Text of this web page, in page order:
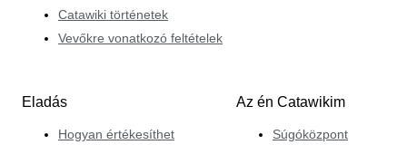
Catawiki történetek
Vevőkre vonatkozó feltételek
Eladás
Hogyan értékesíthet
Az én Catawikim
Súgóközpont